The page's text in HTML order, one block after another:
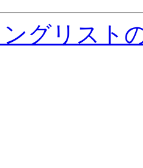
グリスト